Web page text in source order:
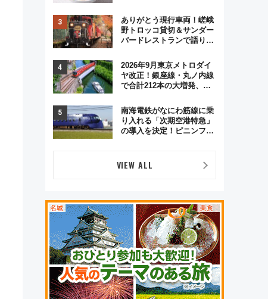
オムライス専門店「肉とた
まご」新グルメ続々登場！
【2026年8月】
ありがとう現行車両！嵯峨
野トロッコ貸切＆サンダー
バードレストランで語り合
原トシヒロと行く！9月13
日「京都の鉄道満喫ツア
ー」開催
2026年9月東京メトロダイ
ヤ改正！銀座線・丸ノ内線
で合計212本の大増発、混
南海電鉄がなにわ筋線に乗
り入れる「次期空港特急」
の導入を決定！ピニンファ
VIEW ALL